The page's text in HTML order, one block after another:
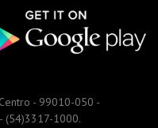
- 99010-050 -
(54)3317-1000.